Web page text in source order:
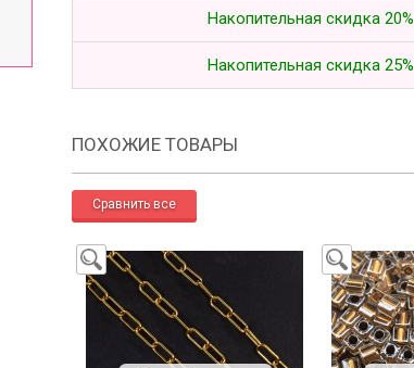
Накопительная скидка 20%
Накопительная скидка 25%
ПОХОЖИЕ ТОВАРЫ